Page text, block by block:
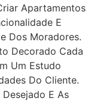
Apartamentos
E
Dos Moradores.
Decorado Cada
Um Estudo
Do Cliente.
E As